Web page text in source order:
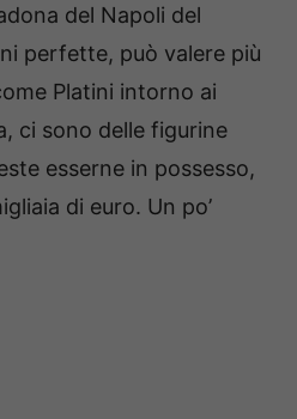
del Napoli del
perfette, può valere più
Platini intorno ai
ci sono delle figurine
esserne in possesso,
di euro. Un po’